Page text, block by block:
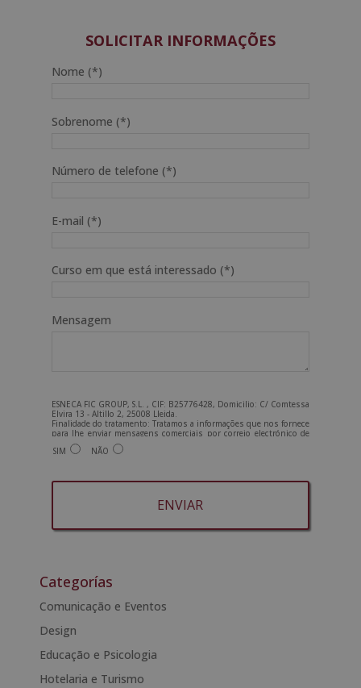
1.920,00€.480,00€.
SOLICITAR INFORMAÇÕES
Nome (*)
Sobrenome (*)
Número de telefone (*)
E-mail (*)
Curso em que está interessado (*)
Mensagem
ESNECA FIC GROUP, S.L. , CIF: B25776428, Domicilio: C/ Comtessa
Elvira 13 - Altillo 2, 25008 Lleida.
Finalidade do tratamento: Tratamos a informações que nos fornece
para lhe enviar mensagens comerciais por correio electrónico de
tipo comercial relacionadas com os produtos oferecidos e outros
produtos que possam ser do seu interesse. Legitimação do
nos para o endereço admin@grupoesneca.com.
Deseja receber informação comercial (por telefone e/ou correio
SIM NÃO
t
r
n
a
Categorías
Comunicação e Eventos
Design
Educação e Psicologia
Hotelaria e Turismo